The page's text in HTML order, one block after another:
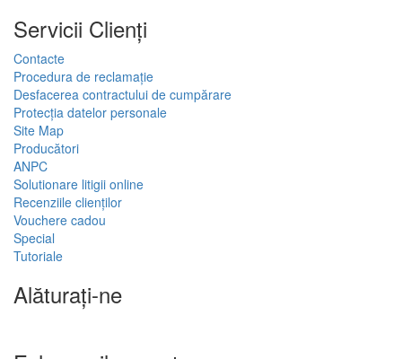
Servicii Clienţi
Contacte
Procedura de reclamație
Desfacerea contractului de cumpărare
Protecția datelor personale
Site Map
Producători
ANPC
Solutionare litigii online
Recenziile clienților
Vouchere cadou
Special
Tutoriale
Alăturați-ne